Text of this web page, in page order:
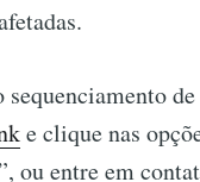
e clique nas
ou entre em